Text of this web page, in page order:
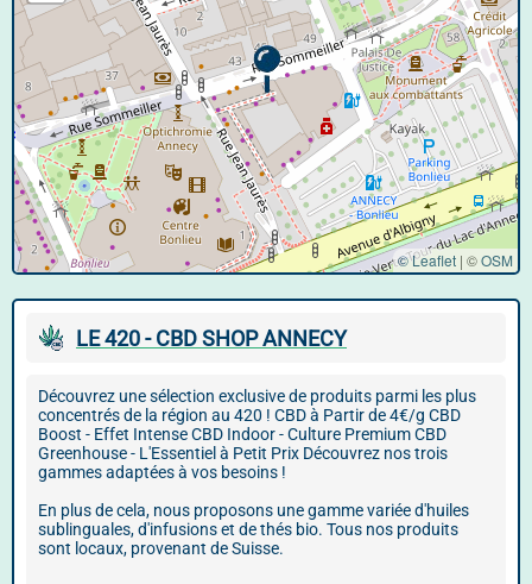
© Leaflet | ©OSM
LE 420 - CBD SHOP ANNECY
Découvrez une sélection exclusive de produits parmi les plus
concentrés de la région au 420 ! CBD à Partir de 4€/g CBD
Boost - Effet Intense CBD Indoor - Culture Premium CBD
Greenhouse - L'Essentiel à Petit Prix Découvrez nos trois
gammes adaptées à vos besoins !
En plus de cela, nous proposons une gamme variée d'huiles
sublinguales, d'infusions et de thés bio. Tous nos produits
sont locaux, provenant de Suisse.